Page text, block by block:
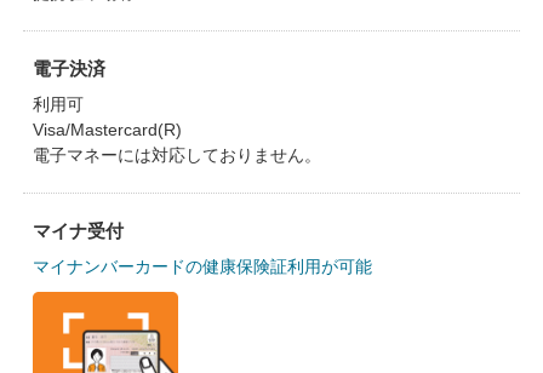
電子決済
利用可
Visa/Mastercard(R)
電子マネーには対応しておりません。
マイナ受付
マイナンバーカードの健康保険証利用が可能